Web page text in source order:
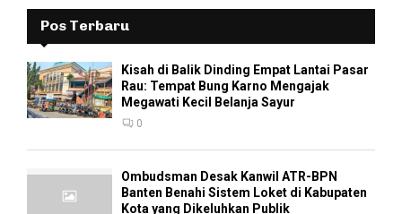
Pos Terbaru
Kisah di Balik Dinding Empat Lantai Pasar
Rau: Tempat Bung Karno Mengajak
Megawati Kecil Belanja Sayur
0
Ombudsman Desak Kanwil ATR-BPN
Banten Benahi Sistem Loket di Kabupaten
Kota yang Dikeluhkan Publik